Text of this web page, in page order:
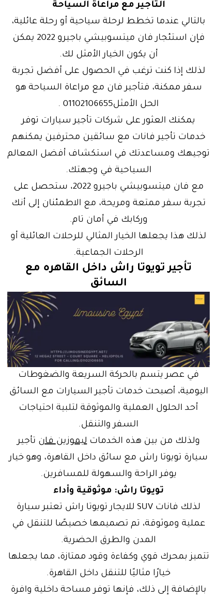
التأجير مع مراعاة السياحة
بالتالي عندما تخطط لرحلة سياحية أو رحلة عائلية،
فإن استئجار فان ميتسوبيشي باجيرو 2022 يمكن
أن يكون الخيار الأمثل لك.
لذلك إذا كنت ترغب في الحصول على أفضل تجربة
سفر ممكنة، فتأجير فان مع مراعاة السياحة هو
الحل الأمثل01102106655 .
يمكنك العثور على شركات تأجير سيارات توفر
خدمات تأجير فانات مع سائقين محترفين يمكنهم
توجيهك ومساعدتك في استكشاف أفضل المعالم
السياحية في وجهتك.
مع فان ميتسوبيشي باجيرو 2022، ستحصل على
تجربة سفر ممتعة ومريحة، مع الاطمئنان إلى أنك
وركابك في أمان تام.
لذلك هذا يجعلها الخيار المثالي للرحلات العائلية أو
الرحلات الجماعية.
تأجير تويوتا راش داخل القاهره مع
السائق
في عصر يتسم بالحركة السريعة والضغوطات
اليومية، أصبحت خدمات تأجير السيارات مع السائق
أحد الحلول العملية والموثوقة لتلبية احتياجات
السفر والتنقل.
ولذلك من بين هذه الخدماتليموزين فان تأجير
سيارة تويوتا راش مع سائق داخل القاهرة، وهو خيار
يوفر الراحة والسهولة للمسافرين.
تويوتا راش: موثوقية وأداء
لذلك فانات SUV للايجار تويوتا راش تعتبر سيارة
عملية وموثوقة، تم تصميمها خصيصًا للتنقل في
المدن والطرق الحضرية.
تتميز بمحرك قوي وكفاءة وقود ممتازة، مما يجعلها
خيارًا مثاليًا للتنقل داخل القاهرة.
بالإضافة إلى ذلك، فإنها توفر مساحة داخلية وافرة